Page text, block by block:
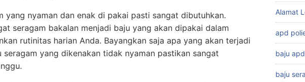
yang nyaman dan enak di pakai pasti sangat dibutuhkan.
seragam bakalan menjadi baju yang akan dipakai dalam
rutinitas harian Anda. Bayangkan saja apa yang akan terjadi
seragam yang dikenakan tidak nyaman pastikan sangat
Alamat
apd
baju
baju